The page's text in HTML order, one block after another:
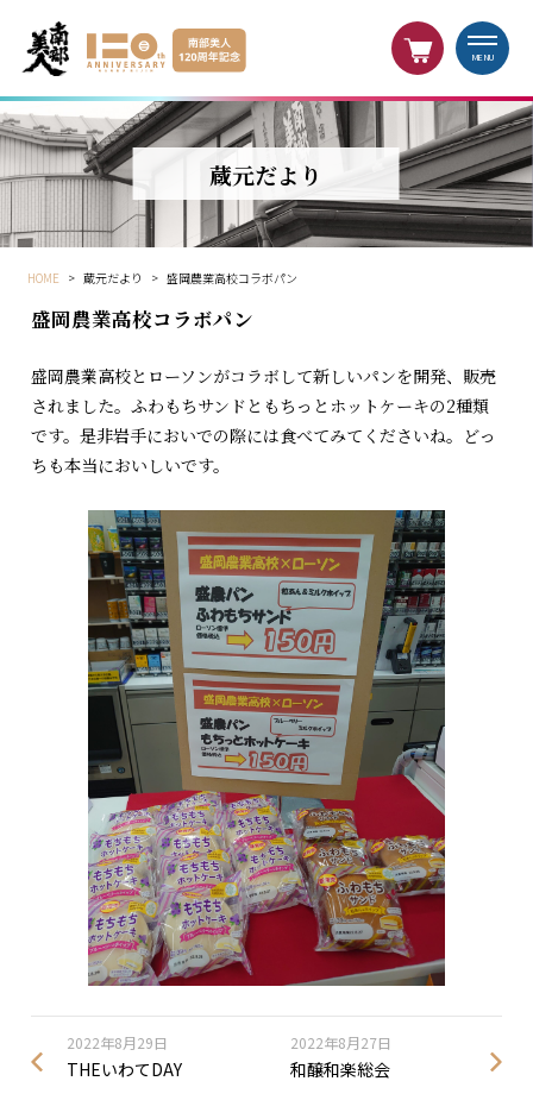
MENU
蔵元だより
HOME > 蔵元だより > 盛岡農業高校コラボパン
盛岡農業高校コラボパン
盛岡農業高校とローソンがコラボして新しいパンを開発、販売
されました。ふわもちサンドともちっとホットケーキの2種類
です。是非岩手においでの際には食べてみてくださいね。どっ
ちも本当においしいです。
2022年8月29日
THEいわてDAY
2022年8月27日
和醸和楽総会